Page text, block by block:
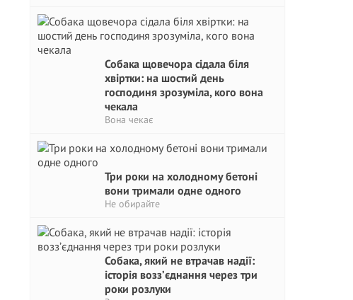
Собака щовечора сідала біля
хвіртки: на шостий день
господиня зрозуміла, кого вона
чекала
Вона чекає
Три роки на холодному бетоні
вони тримали одне одного
Не обирайте
Собака, який не втрачав надії:
історія возз’єднання через три
роки розлуки